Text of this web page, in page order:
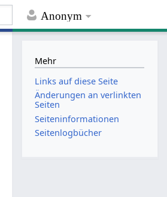
Anonym
Mehr
Links auf diese Seite
Änderungen an verlinkten
Seiten
Seiten­informationen
Seitenlogbücher